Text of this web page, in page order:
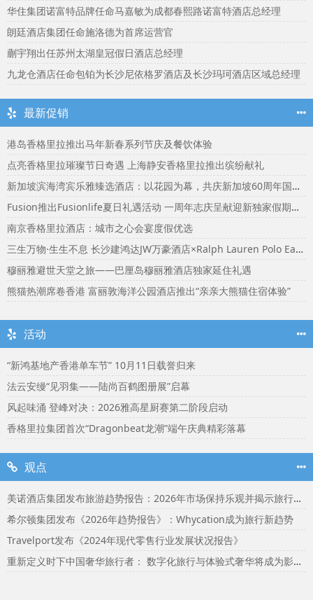
华住集团诺富特品牌任命马嘉敏为成都春熙路诺富特酒店总经理
朗廷酒店集团任命施洛德为首席运营官
蒯宇翔出任苏州太湖皇冠假日酒店总经理
九龙仓酒店任命包铂为长沙尼依格罗酒店及长沙玛珂酒店区域总经理
最新促销
港岛香格里拉推出马年新春系列节庆及餐饮体验
点亮香格里拉璀璨节日奇遇 上海静安香格里拉推出缤纷献礼
新加坡滨海湾宾乐雅臻选酒店：以花园为幕，共庆新加坡60周年国庆盛宴
Fusion推出Fusionlife夏日礼遇活动 一周年志庆呈献迎新独家假期奖赏
南京香格里拉酒店：城市之心会宴度假优选
三生万物·生生不息 长沙建鸿达JW万豪酒店×Ralph Lauren Polo Earth开启可持续生活旅行美学
穆丽雅避世天堂之旅——巴厘岛穆丽雅酒店独家延住礼遇
熊猫热潮席卷香港 富丽敦海洋公园酒店推出“亲亲大熊猫住宿体验”
活动
“新鸿基地产香港单车节” 10月11日载誉归来
法云安缦“见羽集——陆尚百鹤图册展”启幕
风起味涌 登峰对决：2026雅高星厨赛第二阶段启动
香格里拉集团首次“Dragonbeat龙潮”端午庆典精彩落幕
观点
美诺酒店集团发布旅游趋势报告：2026年市场保持乐观并揭示旅行者渴望联结
希尔顿集团发布《2026年趋势报告》：Whycation成为旅行新趋势
Travelport发布《2024年现代零售行业发展状况报告》
重新定义时下中国奢华旅行者： 数字化旅行与体验式奢华将成为影响2024年旅行选择的关键词